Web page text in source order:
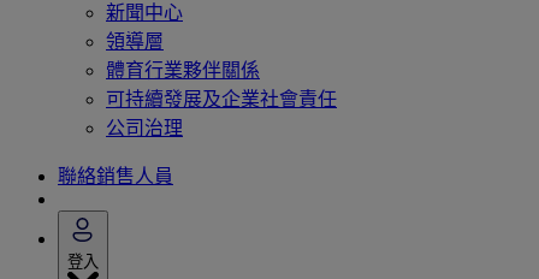
新聞中心
領導層
體育行業夥伴關係
可持續發展及企業社會責任
公司治理
聯絡銷售人員
登入